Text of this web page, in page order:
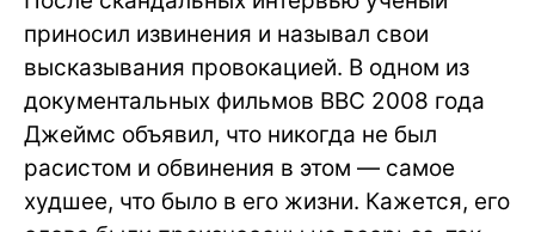
приносил извинения и называл свои
высказывания провокацией. В одном из
документальных фильмов BBC 2008 года
Джеймс объявил, что никогда не был
расистом и обвинения в этом — самое
худшее, что было в его жизни. Кажется, его